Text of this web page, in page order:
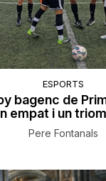
ESPORTS
bagenc de
empat i un
Pere Fontanals